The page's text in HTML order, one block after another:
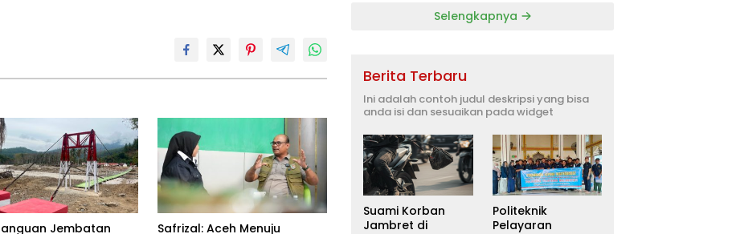
Jembatan
Safrizal: Aceh Menuju
Selengkapnya
Berita Terbaru
Ini adalah contoh judul deskripsi yang bisa
anda isi dan sesuaikan pada widget
Suami Korban
Jambret di
Politeknik
Pelayaran